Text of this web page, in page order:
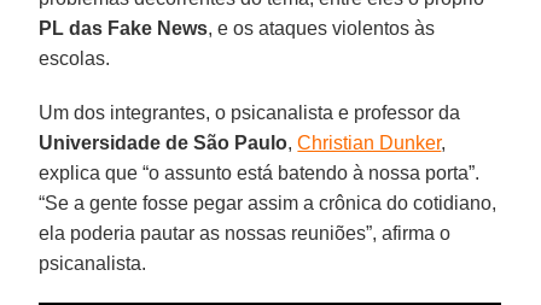
PL das Fake News, e os ataques violentos às
escolas.
Um dos integrantes, o psicanalista e professor da
Universidade de São Paulo,Christian Dunker,
explica que “o assunto está batendo à nossa porta”.
“Se a gente fosse pegar assim a crônica do cotidiano,
ela poderia pautar as nossas reuniões”, afirma o
psicanalista.